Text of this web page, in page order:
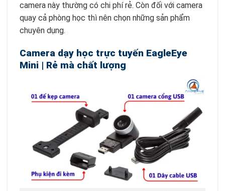
camera này thường có chi phí rẻ. Còn đối với camera
quay cả phòng học thì nên chọn những sản phẩm
chuyên dụng.
Camera dạy học trực tuyến EagleEye
Mini | Rẻ mà chất lượng